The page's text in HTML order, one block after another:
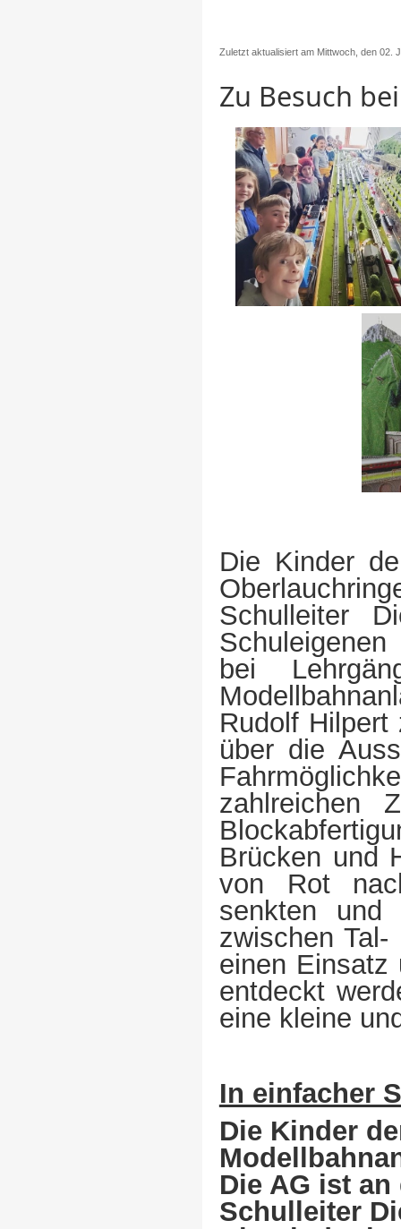
Zuletzt aktualisiert am Mittwoch, den 02.
Zu Besuch
Die Kinder
Schulleiter
bei
Rudolf
über die
zahlreichen
Brücken und
von Rot
senkten und
zwischen
einen Einsatz
entdeckt
eine kleine
In einfacher
Die Kinder
Die AG ist
Schulleiter